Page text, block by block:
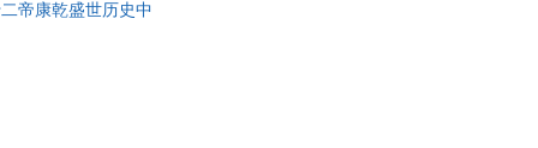
帝康乾盛世历史中